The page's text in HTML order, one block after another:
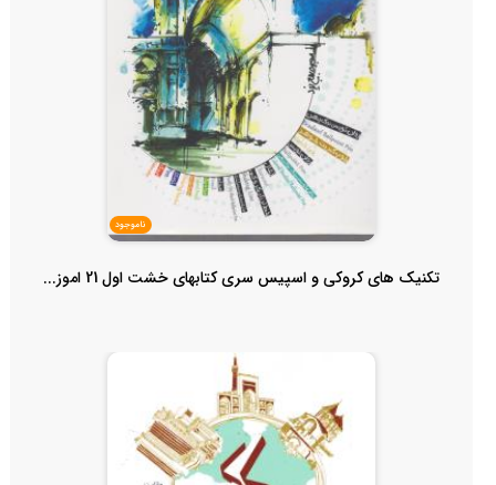
ناموجود
تکنیک های کروکی و اسپیس سری کتابهای خشت اول 21 اموز...